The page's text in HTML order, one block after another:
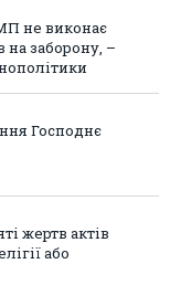
не виконає
на заборону, –
Господнє
жертв актів
або